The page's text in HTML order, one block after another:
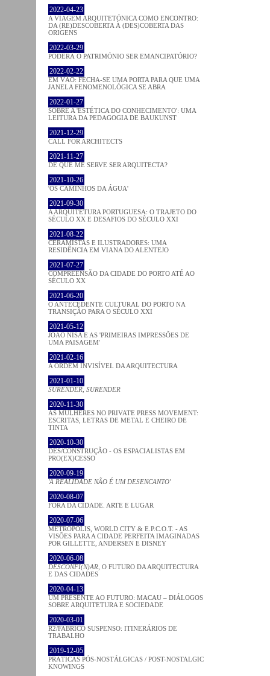
2022-04-23
A VIAGEM ARQUITETÓNICA COMO ENCONTRO:
DA (RE)DESCOBERTA À (DES)COBERTA DAS
ORIGENS
2022-03-29
PODERÁ O PATRIMÓNIO SER EMANCIPATÓRIO?
2022-02-22
EM VÃO: FECHA-SE UMA PORTA PARA QUE UMA
JANELA FENOMENOLÓGICA SE ABRA
2022-01-27
SOBRE A 'ESTÉTICA DO CONHECIMENTO': UMA
LEITURA DA PEDAGOGIA DE BAUKUNST
2021-12-29
CALL FOR ARCHITECTS
2021-11-27
DE QUE ME SERVE SER ARQUITECTA?
2021-10-26
'OS CAMINHOS DA ÁGUA'
2021-09-30
A ARQUITETURA PORTUGUESA: O TRAJETO DO
SÉCULO XX E DESAFIOS DO SÉCULO XXI
2021-08-22
CERAMISTAS E ILUSTRADORES: UMA
RESIDÊNCIA EM VIANA DO ALENTEJO
2021-07-27
COMPREENSÃO DA CIDADE DO PORTO ATÉ AO
SÉCULO XX
2021-06-20
O ANTECEDENTE CULTURAL DO PORTO NA
TRANSIÇÃO PARA O SÉCULO XXI
2021-05-12
JOÃO NISA E AS 'PRIMEIRAS IMPRESSÕES DE
UMA PAISAGEM'
2021-02-16
A ORDEM INVISÍVEL DA ARQUITECTURA
2021-01-10
SURENDER, SURENDER
2020-11-30
AS MULHERES NO PRIVATE PRESS MOVEMENT:
ESCRITAS, LETRAS DE METAL E CHEIRO DE
TINTA
2020-10-30
DES/CONSTRUÇÃO - OS ESPACIALISTAS EM
PRO(EX)CESSO
2020-09-19
'A REALIDADE NÃO É UM DESENCANTO'
2020-08-07
FORA DA CIDADE. ARTE E LUGAR
2020-07-06
METROPOLIS, WORLD CITY & E.P.C.O.T. - AS
VISÕES PARA A CIDADE PERFEITA IMAGINADAS
POR GILLETTE, ANDERSEN E DISNEY
2020-06-08
DESCONFI(N)AR , O FUTURO DA ARQUITECTURA
E DAS CIDADES
2020-04-13
UM PRESENTE AO FUTURO: MACAU – DIÁLOGOS
SOBRE ARQUITETURA E SOCIEDADE
2020-03-01
R2/FABRICO SUSPENSO: ITINERÁRIOS DE
TRABALHO
2019-12-05
PRÁTICAS PÓS-NOSTÁLGICAS / POST-NOSTALGIC
KNOWINGS